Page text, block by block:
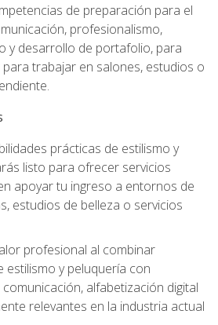
de preparación para el
profesionalismo,
y desarrollo de portafolio, para
trabajar en salones, estudios o
prácticas de estilismo y
listo para ofrecer servicios
apoyar tu ingreso a entornos de
estudios de belleza o servicios
profesional al combinar
estilismo y peluquería con
alfabetización digital
relevantes en la industria actual